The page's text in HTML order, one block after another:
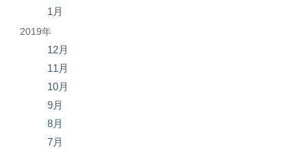
1月
2019年
12月
11月
10月
9月
8月
7月